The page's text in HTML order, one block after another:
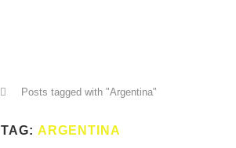
Posts tagged with "Argentina"
TAG: ARGENTINA